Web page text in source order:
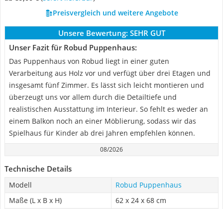
Preisvergleich und weitere Angebote
Unsere Bewertung: SEHR GUT
Unser Fazit für Robud Puppenhaus:
Das Puppenhaus von Robud liegt in einer guten
Verarbeitung aus Holz vor und verfügt über drei Etagen und
insgesamt fünf Zimmer. Es lässt sich leicht montieren und
überzeugt uns vor allem durch die Detailtiefe und
realistischen Ausstattung im Interieur. So fehlt es weder an
einem Balkon noch an einer Möblierung, sodass wir das
Spielhaus für Kinder ab drei Jahren empfehlen können.
08/2026
Technische Details
Modell
Robud Puppenhaus
Maße (L x B x H)
62 x 24 x 68 cm